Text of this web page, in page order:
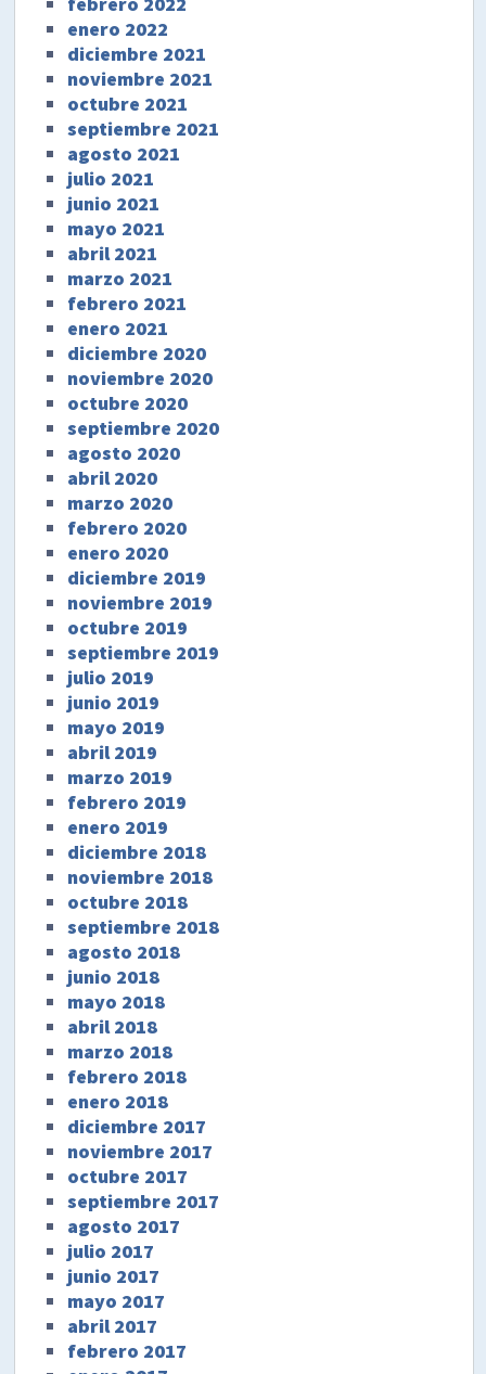
enero 2022
diciembre 2021
noviembre 2021
octubre 2021
septiembre 2021
agosto 2021
julio 2021
junio 2021
mayo 2021
abril 2021
marzo 2021
febrero 2021
enero 2021
diciembre 2020
noviembre 2020
octubre 2020
septiembre 2020
agosto 2020
abril 2020
marzo 2020
febrero 2020
enero 2020
diciembre 2019
noviembre 2019
octubre 2019
septiembre 2019
julio 2019
junio 2019
mayo 2019
abril 2019
marzo 2019
febrero 2019
enero 2019
diciembre 2018
noviembre 2018
octubre 2018
septiembre 2018
agosto 2018
junio 2018
mayo 2018
abril 2018
marzo 2018
febrero 2018
enero 2018
diciembre 2017
noviembre 2017
octubre 2017
septiembre 2017
agosto 2017
julio 2017
junio 2017
mayo 2017
abril 2017
febrero 2017